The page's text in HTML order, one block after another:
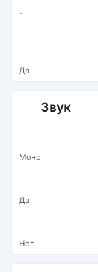
-
Да
Звук
Моно
Да
Нет